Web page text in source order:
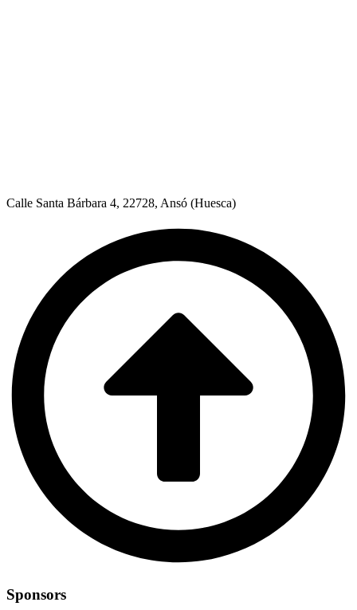
Calle Santa Bárbara 4, 22728, Ansó (Huesca)
Sponsors